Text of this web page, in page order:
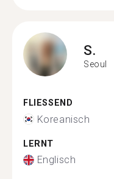
S.
Seoul
FLIESSEND
Koreanisch
LERNT
Englisch